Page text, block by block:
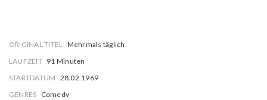
ORIGINAL TITEL Mehrmals täglich
LAUFZEIT 91 Minuten
STARTDATUM 28.02.1969
GENRES Comedy